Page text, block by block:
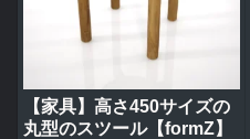
【家具】高さ450サイズの
丸型のスツール【formZ】